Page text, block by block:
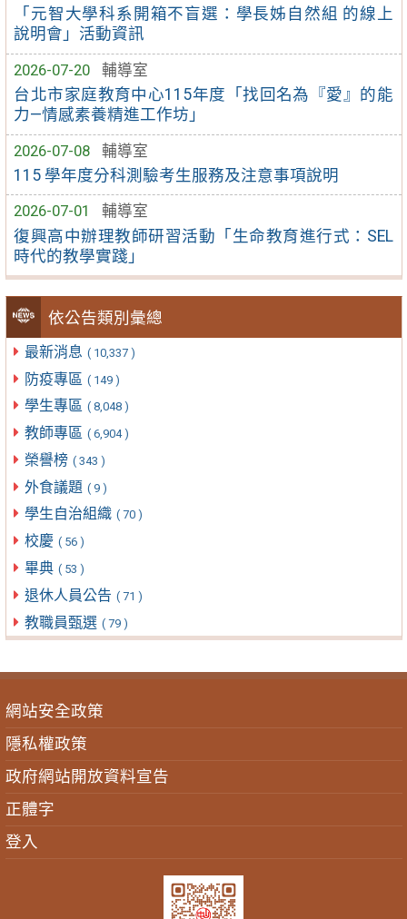
「元智大學科系開箱不盲選：學長姊自然組 的線上
說明會」活動資訊
2026-07-20
輔導室
台北市家庭教育中心115年度「找回名為『愛』的能
力—情感素養精進工作坊」
2026-07-08
輔導室
115 學年度分科測驗考生服務及注意事項說明
2026-07-01
輔導室
復興高中辦理教師研習活動「生命教育進行式：SEL
時代的教學實踐」
依公告類別彙總
最新消息 ( 10,337 )
防疫專區 ( 149 )
學生專區 ( 8,048 )
教師專區 ( 6,904 )
榮譽榜 ( 343 )
外食議題 ( 9 )
學生自治組織 ( 70 )
校慶 ( 56 )
畢典 ( 53 )
退休人員公告 ( 71 )
教職員甄選 ( 79 )
網站安全政策
隱私權政策
政府網站開放資料宣告
正體字
登入